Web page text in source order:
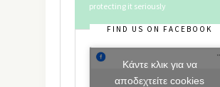
protecting it seriously
FIND US ON FACEBOOK
Κάντε κλικ για να
αποδεχτείτε cookies